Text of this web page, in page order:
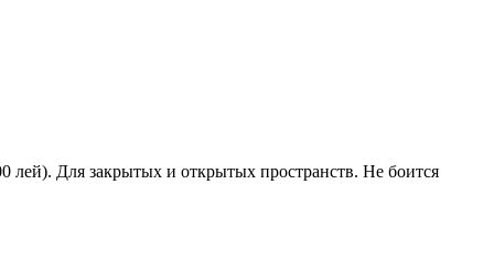
лей). Для закрытых и открытых пространств. Не боится